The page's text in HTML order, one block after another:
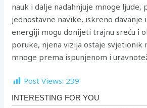
nauk i dalje nadahnjuje mnoge ljude,
jednostavne navike, iskreno davanje
energiji mogu donijeti trajnu sreću i
poruke, njena vizija ostaje svjetionik
mnoge prema ispunjenom i
Post Views: 239